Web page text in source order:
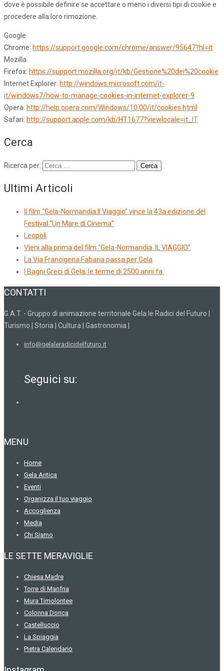
dove è possibile definire se accettare o meno i diversi tipi di cookie e
procedere alla loro rimozione.
Google
Chrome: https://support.google.com/chrome/answer/95647?hl=it
Mozilla
Firefox: https://support.mozilla.org/it/kb/Gestione%20dei%20cookie
Internet Explorer: http://windows.microsoft.com/it-
it/windows7/how-to-manage-cookies-in-internet-explorer-9
Opera: http://help.opera.com/Windows/10.00/it/cookies.html
Safari: http://support.apple.com/kb/HT1677?viewlocale=it_IT
Cerca
Ricerca per:
Ultimi Articoli
Il film “Gela-Normandia.Il Viaggio” vince la 43a edizione del
Festival “Un Mare di Cinema”
Leopoli
Vieni alla prima del film “Gela-Normandia. IL VIAGGIO”
La Via Francigena Fabaria passa per Gela
I Bagni Greci di Gela, le terme di 2500 anni fa.
CONTATTI
G.A.T. - Gruppo di animazione territoriale Gela le Radici del Futuro |
Turismo | Storia | Cultura | Gastronomia |
info@gelaleradicidelfuturo.it
Seguici su:
MENU
Home
Gela Antica
Eventi
Organizza il tuo viaggio
Accoglienza
Media
Chi Siamo
LE SETTE MERAVIGLIE
Chiesa Madre
Torre di Manfria
Mura Timolontee
Colonna Dorica
Castelluccio
La Spiaggia
Pietra Calendario